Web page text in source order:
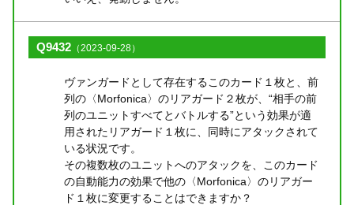
Q9432 （2023-09-28）
ヴァンガードとして存在するこのカード１枚と、前
列の〈Morfonica〉のリアガード２枚が、“相手の前
列のユニットすべてとバトルする”という効果が適
用されたリアガード１枚に、同時にアタックされて
いる状況です。
その複数枚のユニットへのアタックを、このカード
の自動能力の効果で他の〈Morfonica〉のリアガー
ド１枚に変更することはできますか？